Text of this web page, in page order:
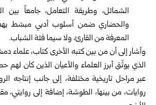
الشمائل، وطريقة التعامل، جامعاً بين
والحضاري ضمن أسلوب أدبي مبسّط
المعرفة من القارئ، ولا سيما فئة الشباب.
وأشار إلى أن من بين كتبه الأخرى كتاب،
الذي يوثّق أبرز العلماء والأعيان الذين كان
عبر مراحل تاريخية مختلفة، إلى جانب إنتاجه
روايات، من بينها، الطوشة، إضافة إلى روايتي،